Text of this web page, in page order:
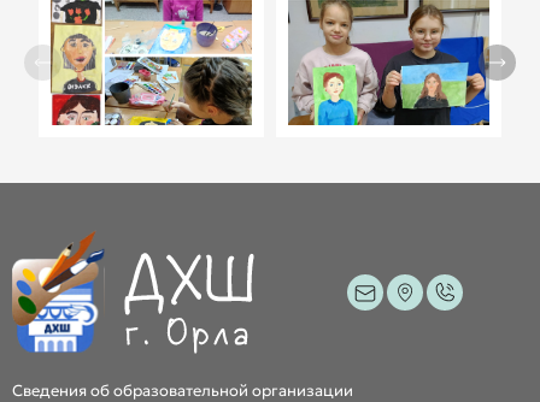
Сведения об образовательной организации